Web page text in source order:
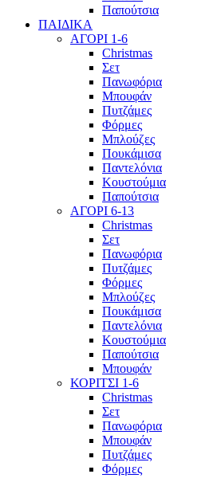
Παπούτσια
ΠΑΙΔΙΚΑ
ΑΓΟΡΙ 1-6
Christmas
Σετ
Πανωφόρια
Μπουφάν
Πυτζάμες
Φόρμες
Μπλούζες
Πουκάμισα
Παντελόνια
Κουστούμια
Παπούτσια
ΑΓΟΡΙ 6-13
Christmas
Σετ
Πανωφόρια
Πυτζάμες
Φόρμες
Μπλούζες
Πουκάμισα
Παντελόνια
Κουστούμια
Παπούτσια
Μπουφάν
ΚΟΡΙΤΣΙ 1-6
Christmas
Σετ
Πανωφόρια
Μπουφάν
Πυτζάμες
Φόρμες